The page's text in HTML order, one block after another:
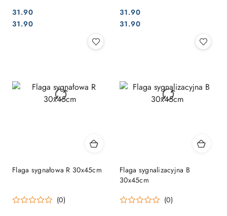
Cena:
31.90
Cena:
31.90 Cena:
31.90
Cena:
31.90
Flaga sygnałowa R 30x45cm
(0)
Flaga sygnalizacyjna B
30x45cm
(0)